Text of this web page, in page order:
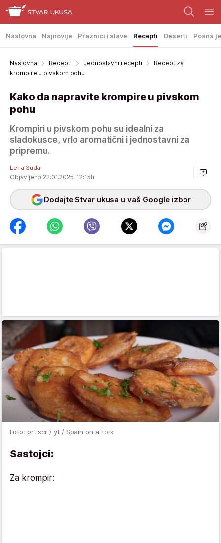
Naslovna Najnovije Praznici i slave Recepti Deserti Posna
Naslovna Recepti Jednostavni recepti
Recept za
krompire u pivskom pohu
Kako da napravite krompire u pivskom
pohu
Krompiri u pivskom pohu su idealni za
sladokusce, vrlo aromatični i jednostavni za
pripremu.
Lena Sudar
Objavljeno 22.01.2025. 12:15h
Dodajte Stvar ukusa u vaš Google izbor
Foto: prt scr / yt / Spain on a Fork
Sastojci:
Za krompir: